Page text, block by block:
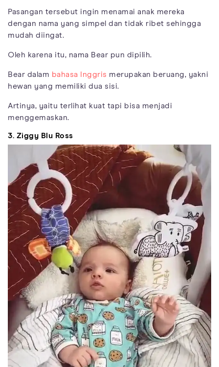
Pasangan tersebut ingin menamai anak mereka
dengan nama yang simpel dan tidak ribet sehingga
mudah diingat.
Oleh karena itu, nama Bear pun dipilih.
Bear dalam bahasa Inggris merupakan beruang, yakni
hewan yang memiliki dua sisi.
Artinya, yaitu terlihat kuat tapi bisa menjadi
menggemaskan.
3. Ziggy Blu Ross